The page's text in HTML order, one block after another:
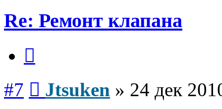
Re: Ремонт клапана
#7 Jtsuken » 24 дек